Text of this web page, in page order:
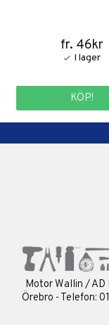
fr. 46kr
KÖP!
Motor Wallin / AD
Örebro - Telefon: